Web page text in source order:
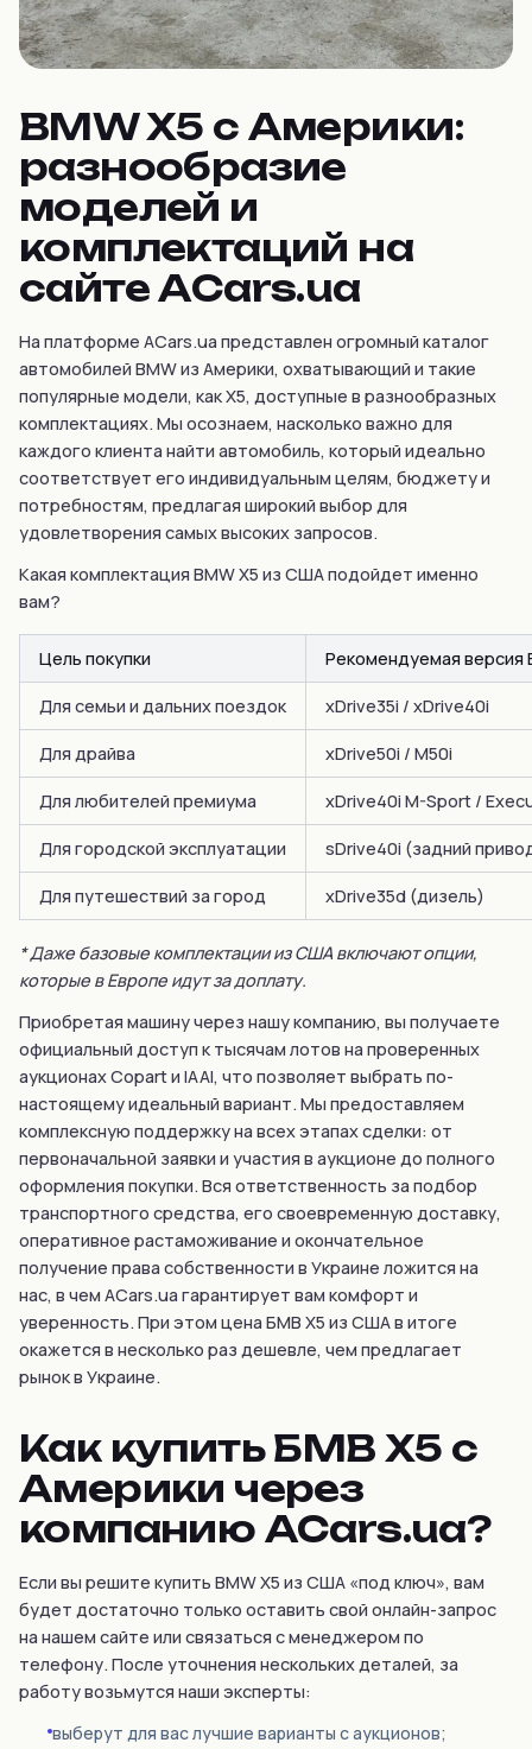
BMW X5 с Америки:
разнообразие
моделей и
комплектаций на
сайте ACars.ua
На платформе ACars.ua представлен огромный каталог
автомобилей BMW из Америки, охватывающий и такие
популярные модели, как X5, доступные в разнообразных
комплектациях. Мы осознаем, насколько важно для
каждого клиента найти автомобиль, который идеально
соответствует его индивидуальным целям, бюджету и
потребностям, предлагая широкий выбор для
удовлетворения самых высоких запросов.
Какая комплектация BMW X5 из США подойдет именно
вам?
Цель покупки Рекомендуемая версия
Для семьи и дальних поездок xDrive35i / xDrive40i
Для драйва xDrive50i / M50i
Для любителей премиума xDrive40i M-Sport /
Для городской эксплуатации sDrive40i (задний
Для путешествий за город xDrive35d (дизель)
* Даже базовые комплектации из США включают опции,
которые в Европе идут за доплату.
Приобретая машину через нашу компанию, вы получаете
официальный доступ к тысячам лотов на проверенных
аукционах Copart и IAAI, что позволяет выбрать по-
настоящему идеальный вариант. Мы предоставляем
комплексную поддержку на всех этапах сделки: от
первоначальной заявки и участия в аукционе до полного
оформления покупки. Вся ответственность за подбор
транспортного средства, его своевременную доставку,
оперативное растаможивание и окончательное
получение права собственности в Украине ложится на
нас, в чем ACars.ua гарантирует вам комфорт и
уверенность. При этом цена БМВ Х5 из США в итоге
окажется в несколько раз дешевле, чем предлагает
рынок в Украине.
Как купить БМВ X5 с
Америки через
компанию ACars.ua?
Если вы решите купить BMW X5 из США «под ключ», вам
будет достаточно только оставить свой онлайн-запрос
на нашем сайте или связаться с менеджером по
телефону. После уточнения нескольких деталей, за
работу возьмутся наши эксперты:
выберут для вас лучшие варианты с аукционов;